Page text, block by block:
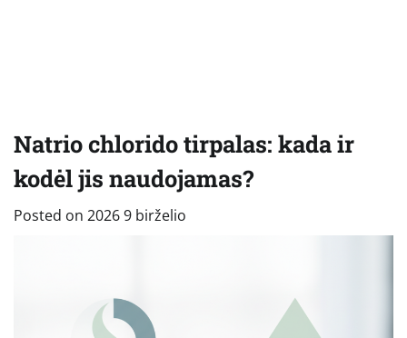
Natrio chlorido tirpalas: kada ir
kodėl jis naudojamas?
Posted on 2026 9 birželio